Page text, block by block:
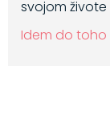
svojom živote
Idem do toho